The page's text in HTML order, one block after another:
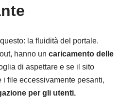
la fluidità del portale.
hanno un caricamento delle
di aspettare e se il sito
file eccessivamente pesanti,
per gli utenti.